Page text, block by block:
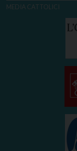
MEDIA CATTOLICI